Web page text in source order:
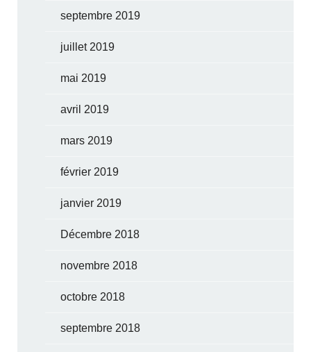
septembre 2019
juillet 2019
mai 2019
avril 2019
mars 2019
février 2019
janvier 2019
Décembre 2018
novembre 2018
octobre 2018
septembre 2018